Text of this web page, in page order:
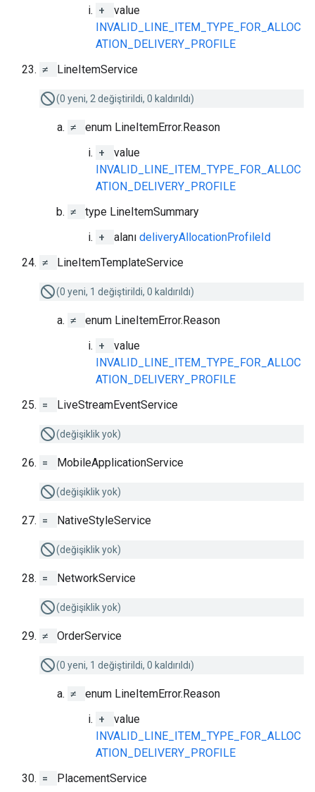
+
value
INVALID_LINE_ITEM_TYPE_FOR_ALLOC
ATION_DELIVERY_PROFILE
≠
LineItemService
(0 yeni, 2 değiştirildi, 0 kaldırıldı)
≠
enum LineItemError.Reason
+
value
INVALID_LINE_ITEM_TYPE_FOR_ALLOC
ATION_DELIVERY_PROFILE
≠
type LineItemSummary
+
alanı deliveryAllocationProfileId
≠
LineItemTemplateService
(0 yeni, 1 değiştirildi, 0 kaldırıldı)
≠
enum LineItemError.Reason
+
value
INVALID_LINE_ITEM_TYPE_FOR_ALLOC
ATION_DELIVERY_PROFILE
=
LiveStreamEventService
(değişiklik yok)
= MobileApplicationService
(değişiklik yok)
= NativeStyleService
(değişiklik yok)
= NetworkService
(değişiklik yok)
≠ OrderService
(0 yeni, 1 değiştirildi, 0 kaldırıldı)
≠
enum LineItemError.Reason
+
value
INVALID_LINE_ITEM_TYPE_FOR_ALLOC
ATION_DELIVERY_PROFILE
=
PlacementService